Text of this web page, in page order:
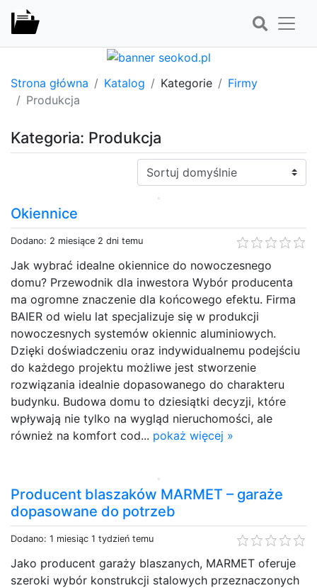
Strona główna Katalog Kategorie
Firmy
Produkcja
Kategoria: Produkcja
Sortuj:
Okiennice
Dodano: 2 miesiące 2 dni temu
Jak wybrać idealne okiennice do nowoczesnego
domu? Przewodnik dla inwestora Wybór producenta
ma ogromne znaczenie dla końcowego efektu. Firma
BAIER od wielu lat specjalizuje się w produkcji
nowoczesnych systemów okiennic aluminiowych.
Dzięki doświadczeniu oraz indywidualnemu podejściu
do każdego projektu możliwe jest stworzenie
rozwiązania idealnie dopasowanego do charakteru
budynku. Budowa domu to dziesiątki decyzji, które
wpływają nie tylko na wygląd nieruchomości, ale
również na komfort cod... pokaż więcej »
Producent blaszaków MARMET – garaże
dopasowane do potrzeb
Dodano: 1 miesiąc 1 tydzień temu
Jako producent garaży blaszanych, MARMET oferuje
szeroki wybór konstrukcji stalowych przeznaczonych